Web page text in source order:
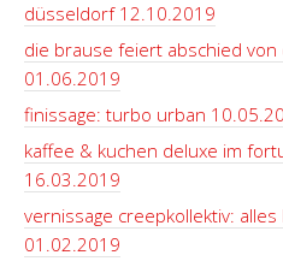
düsseldorf 12.10.2019
die brause feiert abschied
01.06.2019
finissage: turbo urban
kaffee & kuchen deluxe im
16.03.2019
vernissage creepkollektiv:
01.02.2019